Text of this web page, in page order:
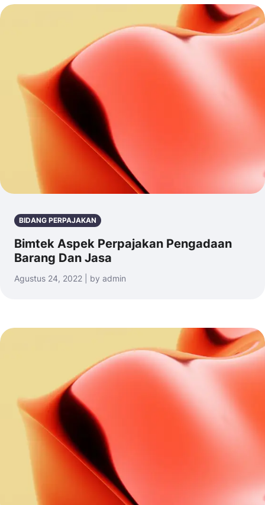
BIDANG PERPAJAKAN
Bimtek Aspek Perpajakan Pengadaan
Barang Dan Jasa
Agustus 24, 2022 | by admin